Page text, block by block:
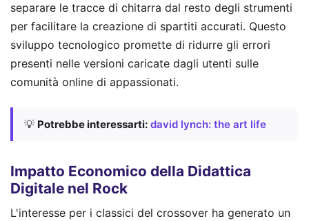
separare le tracce di chitarra dal resto degli strumenti
per facilitare la creazione di spartiti accurati. Questo
sviluppo tecnologico promette di ridurre gli errori
presenti nelle versioni caricate dagli utenti sulle
comunità online di appassionati.
💡 Potrebbe interessarti: david lynch: the art life
Impatto Economico della Didattica
Digitale nel Rock
L'interesse per i classici del crossover ha generato un